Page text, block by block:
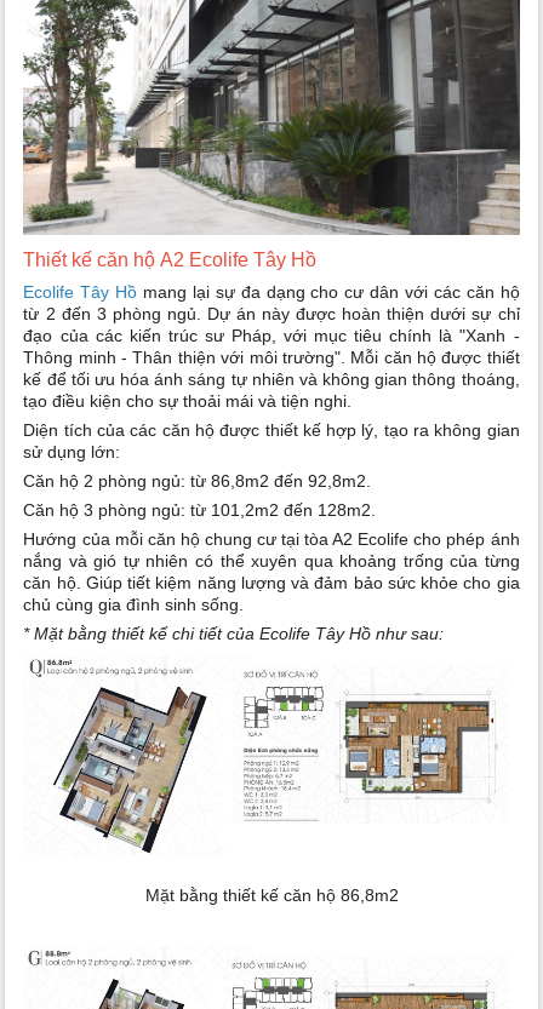
Thiết kế căn hộ A2 Ecolife Tây Hồ
Ecolife Tây Hồ mang lại sự đa dạng cho cư dân với các căn hộ
từ 2 đến 3 phòng ngủ. Dự án này được hoàn thiện dưới sự chỉ
đạo của các kiến trúc sư Pháp, với mục tiêu chính là "Xanh -
Thông minh - Thân thiện với môi trường". Mỗi căn hộ được thiết
kế để tối ưu hóa ánh sáng tự nhiên và không gian thông thoáng,
tạo điều kiện cho sự thoải mái và tiện nghi.
Diện tích của các căn hộ được thiết kế hợp lý, tạo ra không gian
sử dụng lớn:
Căn hộ 2 phòng ngủ: từ 86,8m2 đến 92,8m2.
Căn hộ 3 phòng ngủ: từ 101,2m2 đến 128m2.
Hướng của mỗi căn hộ chung cư tại tòa A2 Ecolife cho phép ánh
nắng và gió tự nhiên có thể xuyên qua khoảng trống của từng
căn hộ. Giúp tiết kiệm năng lượng và đảm bảo sức khỏe cho gia
chủ cùng gia đình sinh sống.
* Mặt bằng thiết kế chi tiết của Ecolife Tây Hồ như sau:
Mặt bằng thiết kế căn hộ 86,8m2